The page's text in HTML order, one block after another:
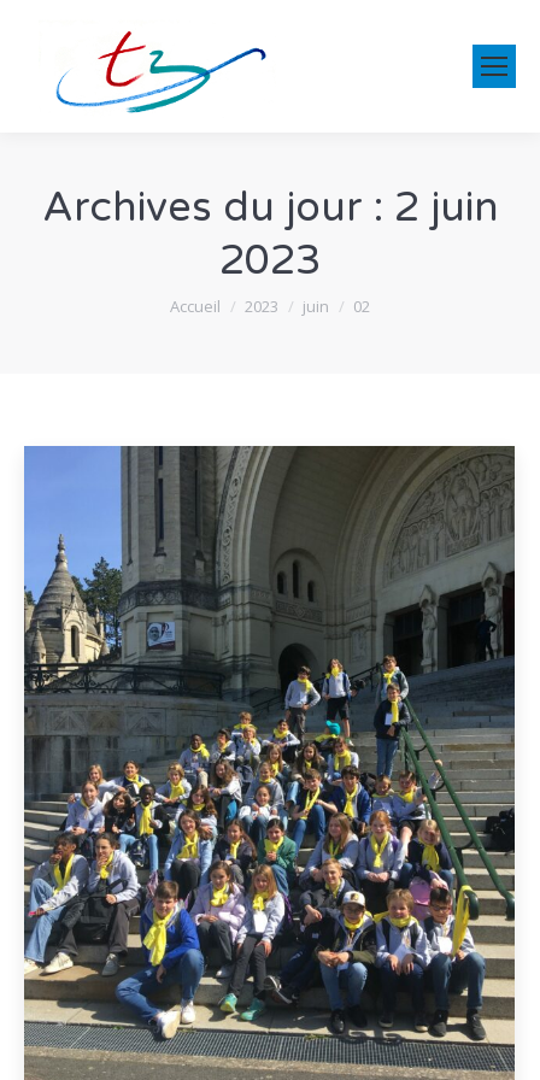
Archives du jour : 2 juin
2023
Vous êtes ici :
Accueil 2023 juin 02